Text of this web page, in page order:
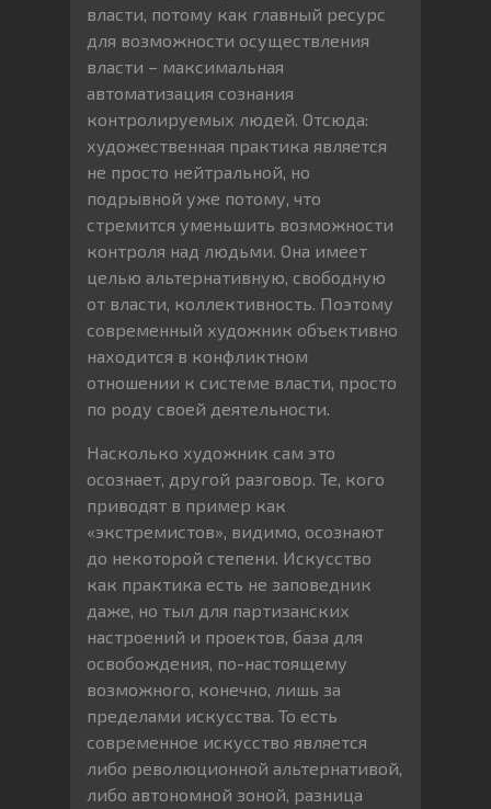
власти, потому как главный ресурс
для возможности осуществления
власти – максимальная
автоматизация сознания
контролируемых людей. Отсюда:
художественная практика является
не просто нейтральной, но
подрывной уже потому, что
стремится уменьшить возможности
контроля над людьми. Она имеет
целью альтернативную, свободную
от власти, коллективность. Поэтому
современный художник объективно
находится в конфликтном
отношении к системе власти, просто
по роду своей деятельности.
Насколько художник сам это
осознает, другой разговор. Те, кого
приводят в пример как
«экстремистов», видимо, осознают
до некоторой степени. Искусство
как практика есть не заповедник
даже, но тыл для партизанских
настроений и проектов, база для
освобождения, по-настоящему
возможного, конечно, лишь за
пределами искусства. То есть
современное искусство является
либо революционной альтернативой,
либо автономной зоной, разница